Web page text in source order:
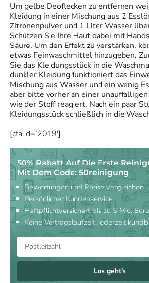
Um gelbe Deoflecken zu entfernen
Kleidung in einer Mischung aus 2
Zitronenpulver und 1 Liter Wasser
Schützen Sie Ihre Haut dabei mit
Säure. Um den Effekt zu verstärken,
etwas Feinwaschmittel hinzugeben.
Sie das Kleidungsstück in die
dunkler Kleidung funktioniert das
Mischung aus Wasser und ein wenig
aber bitte vorher an einer
wie der Stoff reagiert. Nach ein paar
Kleidungsstück schließlich in die
[cta id=’2019′]
50% Rabatt Auf Die Erste
Mit Dem Code: 50reinigung
Bewertungen und Preise vergleichen
Persönlicher Kundenservice
Haftpflichtversichert bis zu 5 Mio. Euro
Keine Vertragslaufzeit, jederzeit
Los geht's